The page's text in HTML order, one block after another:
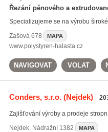
Řezání pěnového a
Specializujeme se na výrobu
Zašová678 MAPA
www.polystyren-halasta.cz
NAVIGOVAT VOLAT
Conders, s.r.o.(Nejdek)
Zajišťování výroby a prodeje
Nejdek, Nádražní 1382 MAPA